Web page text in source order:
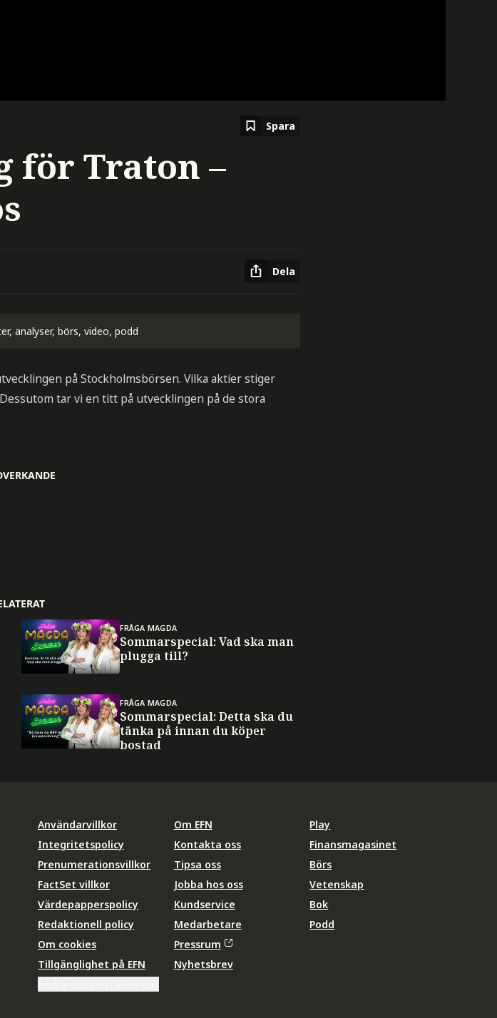
Spara
för Traton –
Dela
analyser, börs, video, podd
på Stockholmsbörsen. Vilka aktier stiger
tar vi en titt på utvecklingen på de stora
FRÅGA MAGDA
Sommarspecial: Vad ska man
plugga till?
FRÅGA MAGDA
Sommarspecial: Detta ska du
tänka på innan du köper
bostad
Användarvillkor
Integritetspolicy
Prenumerationsvillkor
FactSet villkor
Värdepapperspolicy
Redaktionell policy
Om cookies
Tillgänglighet på EFN
Om EFN
Kontakta oss
Tipsa oss
Jobba hos oss
Kundservice
Medarbetare
Pressrum
Nyhetsbrev
Play
Finansmagasinet
Börs
Vetenskap
Bok
Podd